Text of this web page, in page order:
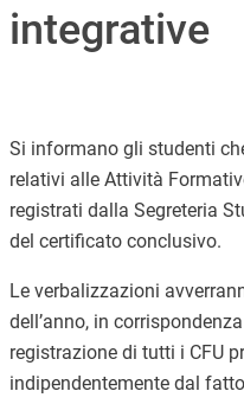
integrative
Si informano gli studenti
relativi alle Attività
registrati dalla Segreteria
del certificato conclusivo.
Le verbalizzazioni
dell’anno, in
registrazione di tutti i CFU
indipendentemente dal